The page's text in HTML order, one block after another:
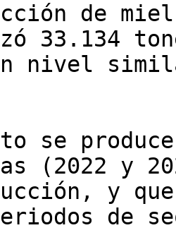
de miel
33.134
nivel
se
(2022 y
y
de